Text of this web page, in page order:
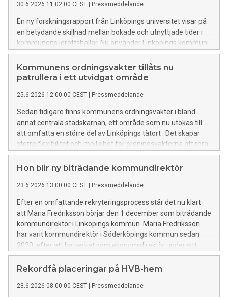
30.6.2026 11:02:00 CEST Pressmeddelande
En ny forskningsrapport från Linköpings universitet visar på
en betydande skillnad mellan bokade och utnyttjade tider i
kommunens idrottshallar. Nu använder Linköpings kommun
insikterna för att optimera användningen, frigöra fler tider
och stärka dialogen med föreningslivet.
Kommunens ordningsvakter tillåts nu
patrullera i ett utvidgat område
25.6.2026 12:00:00 CEST Pressmeddelande
Sedan tidigare finns kommunens ordningsvakter i bland
annat centrala stadskärnan, ett område som nu utökas till
att omfatta en större del av Linköpings tätort . Det skapar
större flexibilitet och möjlighet för ordningsvakterna att röra
sig mellan stadsdelar och fokusera resurser där behoven är
som störst.
Hon blir ny biträdande kommundirektör
23.6.2026 13:00:00 CEST Pressmeddelande
Efter en omfattande rekryteringsprocess står det nu klart
att Maria Fredriksson börjar den 1 december som biträdande
kommundirektör i Linköpings kommun. Maria Fredriksson
har varit kommundirektör i Söderköpings kommun sedan
2020, efter att ha verkat som ekonomidirektör under sitt
första år i kommunen.
Rekordfå placeringar på HVB-hem
23.6.2026 08:00:00 CEST Pressmeddelande